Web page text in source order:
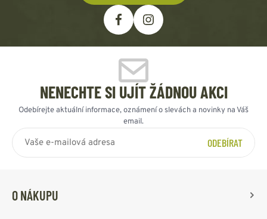
NENECHTE SI UJÍT ŽÁDNOU AKCI
Odebírejte aktuální informace, oznámení o slevách a novinky na Váš
email.
ODEBÍRAT
O NÁKUPU